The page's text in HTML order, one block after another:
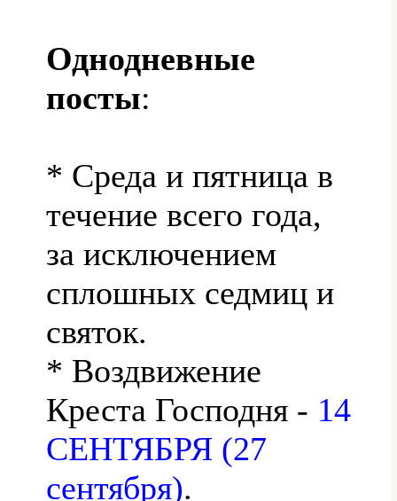
Однодневные
посты:
* Среда и пятница в
течение всего года,
за исключением
сплошных седмиц и
святок.
* Воздвижение
Креста Господня - 14
СЕНТЯБРЯ (27
сентября).